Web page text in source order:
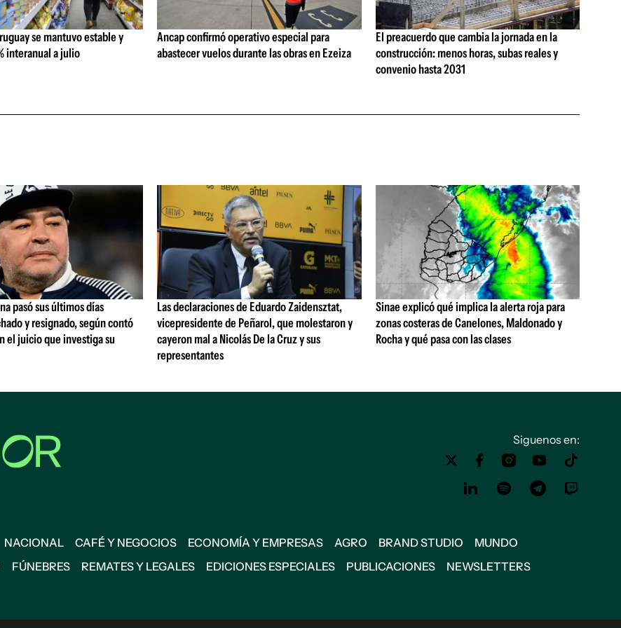
se mantuvo estable y
interanual a julio
Ancap confirmó operativo especial para
abastecer vuelos durante las obras en Ezeiza
El preacuerdo que cambia la jornada en la
construcción: menos horas, subas reales y
convenio hasta 2031
pasó sus últimos días
y resignado, según contó
el juicio que investiga su
Las declaraciones de Eduardo Zaidensztat,
vicepresidente de Peñarol, que molestaron y
cayeron mal a Nicolás De la Cruz y sus
representantes
Sinae explicó qué implica la alerta roja para
zonas costeras de Canelones, Maldonado y
Rocha y qué pasa con las clases
Siguenos en:
NACIONAL CAFÉ Y NEGOCIOS ECONOMÍA Y EMPRESAS AGRO BRAND STUDIO
MUNDO
FÚNEBRES REMATES Y LEGALES EDICIONES ESPECIALES PUBLICACIONES
NEWSLETTERS